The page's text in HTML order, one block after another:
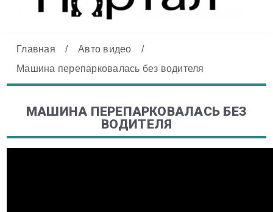
Главная / Авто видео
/
Машина перепарковалась без водителя
МАШИНА ПЕРЕПАРКОВАЛАСЬ БЕЗ
ВОДИТЕЛЯ